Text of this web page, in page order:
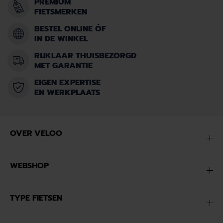
FIETSMERKEN
BESTEL ONLINE ÓF
IN DE WINKEL
RIJKLAAR THUISBEZORGD
MET GARANTIE
EIGEN EXPERTISE
EN WERKPLAATS
OVER VELOO
WEBSHOP
TYPE FIETSEN